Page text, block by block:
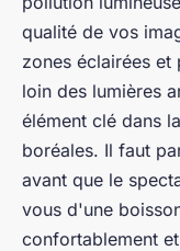
qualité de vos
zones éclairées
loin des lumières
élément clé dans
boréales. Il faut
avant que le
vous d'une
confortablement